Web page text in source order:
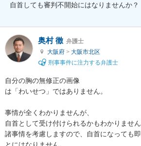
自首しても審判不開始にはなりませんか？
奥村 徹 弁護士
大阪府 > 大阪市北区
刑事事件に注力する弁護士
自分の胸の無修正の画像
は「わいせつ」ではありません。
事情が全くわかりませんが、
自首として受け付けられるかもわかりません
諸事情を考慮しますので、自首になっても
とにはなりません。